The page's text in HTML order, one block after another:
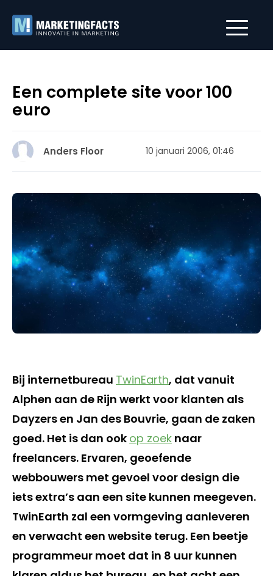
Een complete site voor 100
euro
Anders Floor 10 januari 2006, 01:46
Bij internetbureau TwinEarth, dat vanuit
Alphen aan de Rijn werkt voor klanten als
Dayzers en Jan des Bouvrie, gaan de zaken
goed. Het is dan ook op zoek naar
freelancers. Ervaren, geoefende
webbouwers met gevoel voor design die
iets extra’s aan een site kunnen meegeven.
TwinEarth zal een vormgeving aanleveren
en verwacht een website terug. Een beetje
programmeur moet dat in 8 uur kunnen